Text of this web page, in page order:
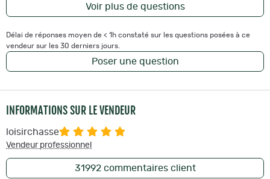
Voir plus de questions
Délai de réponses moyen de < 1h constaté sur les questions posées à ce
vendeur sur les 30 derniers jours.
Poser une question
INFORMATIONS SUR LE VENDEUR
loisirchasse
Vendeur professionnel
31992commentaires client